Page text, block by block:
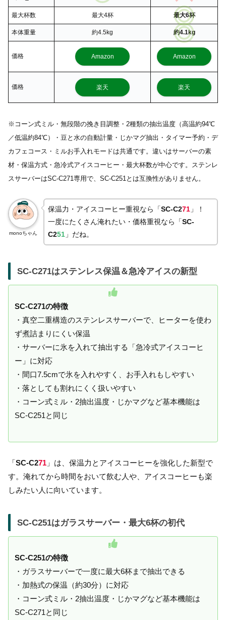
最大杯数 最大4杯 最大6杯
本体重量 約4.5kg 約4.1kg
価格 Amazon Amazon
価格 楽天 楽天
※コーン式ミル・無段階の挽き目調整・2種類の抽出温度（高温約94℃
／低温約84℃）・豆と水の自動計量・じかマグ抽出・タイマー予約・デ
カフェコース・ミルお手入れモードは共通です。違いはサーバーの素
材・保温方式・急冷式アイスコーヒー・最大杯数が中心です。ステンレ
スサーバーはSC-C271専用で、SC-C251とは互換性がありません。
monoちゃん
保温力・アイスコーヒー重視なら「SC-C271 」！
一度にたくさん淹れたい・価格重視なら「SC-
C251 」だね。
SC-C271はステンレス保温＆急冷アイスの新型
SC-C271の特徴
・真空二重構造のステンレスサーバーで、ヒーターを使わ
ず煮詰まりにくい保温
・サーバーに氷を入れて抽出する「急冷式アイスコーヒ
ー」に対応
・間口7.5cmで氷を入れやすく、お手入れもしやすい
・落としても割れにくく扱いやすい
・コーン式ミル・2抽出温度・じかマグなど基本機能は
SC-C251と同じ
「SC-C271 」は、保温力とアイスコーヒーを強化した新型で
す。淹れてから時間をおいて飲む人や、アイスコーヒーも楽
しみたい人に向いています。
SC-C251はガラスサーバー・最大6杯の初代
SC-C251の特徴
・ガラスサーバーで一度に最大6杯まで抽出できる
・加熱式の保温（約30分）に対応
・コーン式ミル・2抽出温度・じかマグなど基本機能は
SC-C271と同じ